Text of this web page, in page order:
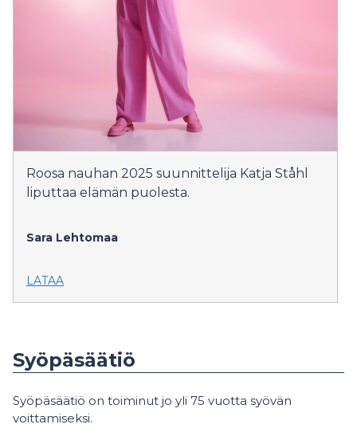
Roosa nauhan 2025 suunnittelija Katja Ståhl
liputtaa elämän puolesta.
Sara Lehtomaa
LATAA
Syöpäsäätiö
Syöpäsäätiö on toiminut jo yli 75 vuotta syövän
voittamiseksi.